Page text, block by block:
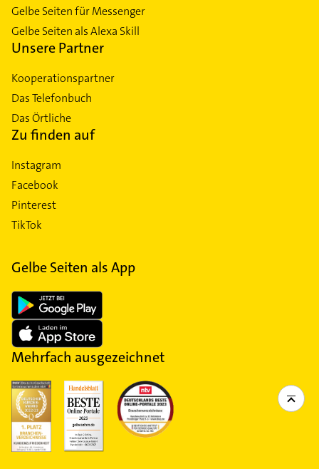
Gelbe Seiten für Messenger
Gelbe Seiten als Alexa Skill
Unsere Partner
Kooperationspartner
Das Telefonbuch
Das Örtliche
Zu finden auf
Instagram
Facebook
Pinterest
TikTok
Gelbe Seiten als App
Mehrfach ausgezeichnet